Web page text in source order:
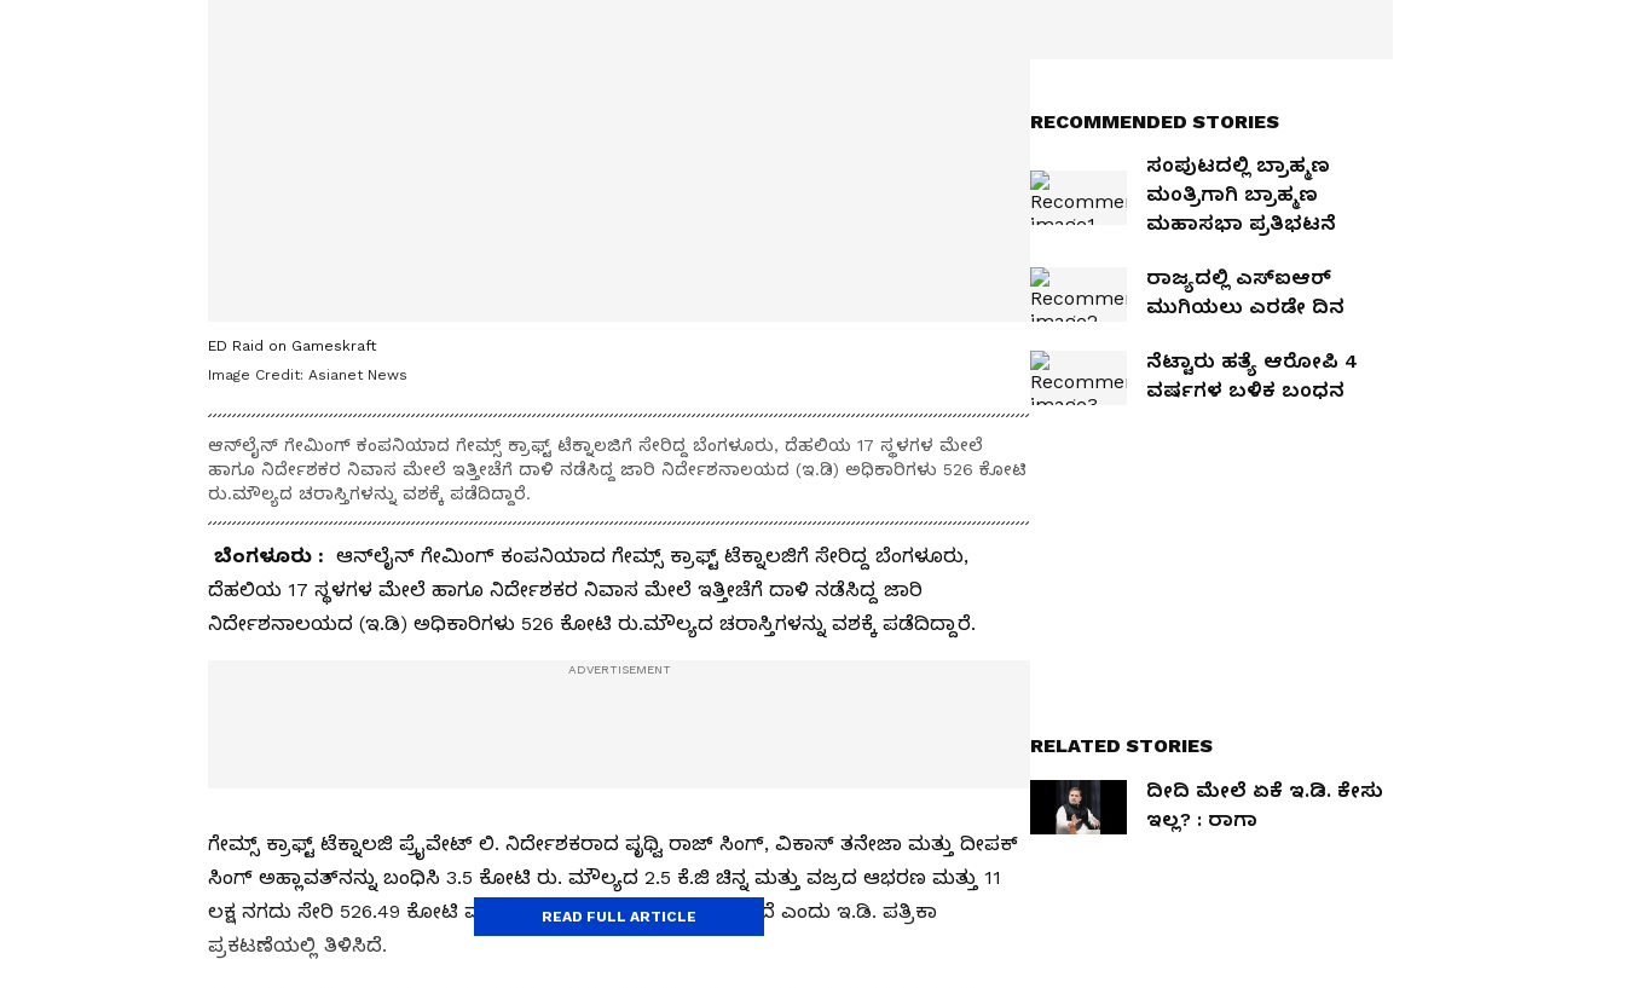
ED Raid on Gameskraft
Image Credit: Asianet News
ಆನ್‌ಲೈನ್ ಗೇಮಿಂಗ್ ಕಂಪನಿಯಾದ ಗೇಮ್ಸ್‌ ಕ್ರಾಫ್ಟ್‌ ಟೆಕ್ನಾಲಜಿಗೆ ಸೇರಿದ್ದ ಬೆಂಗಳೂರು, ದೆಹಲಿಯ 17 ಸ್ಥಳಗಳ ಮೇಲೆ
ಹಾಗೂ ನಿರ್ದೇಶಕರ ನಿವಾಸ ಮೇಲೆ ಇತ್ತೀಚೆಗೆ ದಾಳಿ ನಡೆಸಿದ್ದ ಜಾರಿ ನಿರ್ದೇಶನಾಲಯದ (ಇ.ಡಿ) ಅಧಿಕಾರಿಗಳು 526 ಕೋಟಿ
ರು.ಮೌಲ್ಯದ ಚರಾಸ್ತಿಗಳನ್ನು ವಶಕ್ಕೆ ಪಡೆದಿದ್ದಾರೆ.
ಬೆಂಗಳೂರು : ಆನ್‌ಲೈನ್ ಗೇಮಿಂಗ್ ಕಂಪನಿಯಾದ ಗೇಮ್ಸ್‌ ಕ್ರಾಫ್ಟ್‌ ಟೆಕ್ನಾಲಜಿಗೆ ಸೇರಿದ್ದ ಬೆಂಗಳೂರು,
ದೆಹಲಿಯ 17 ಸ್ಥಳಗಳ ಮೇಲೆ ಹಾಗೂ ನಿರ್ದೇಶಕರ ನಿವಾಸ ಮೇಲೆ ಇತ್ತೀಚೆಗೆ ದಾಳಿ ನಡೆಸಿದ್ದ ಜಾರಿ
ನಿರ್ದೇಶನಾಲಯದ (ಇ.ಡಿ) ಅಧಿಕಾರಿಗಳು 526 ಕೋಟಿ ರು.ಮೌಲ್ಯದ ಚರಾಸ್ತಿಗಳನ್ನು ವಶಕ್ಕೆ ಪಡೆದಿದ್ದಾರೆ.
ಗೇಮ್ಸ್‌ ಕ್ರಾಫ್ಟ್‌ ಟೆಕ್ನಾಲಜಿ ಪ್ರೈವೇಟ್‌ ಲಿ. ನಿರ್ದೇಶಕರಾದ ಪೃಥ್ವಿ ರಾಜ್ ಸಿಂಗ್, ವಿಕಾಸ್ ತನೇಜಾ ಮತ್ತು ದೀಪಕ್
ಸಿಂಗ್ ಅಹ್ಲಾವತ್‌ನನ್ನು ಬಂಧಿಸಿ 3.5 ಕೋಟಿ ರು. ಮೌಲ್ಯದ 2.5 ಕೆ.ಜಿ ಚಿನ್ನ ಮತ್ತು ವಜ್ರದ ಆಭರಣ ಮತ್ತು 11
ಲಕ್ಷ ನಗದು ಸೇರಿ 526.49 ಕೋಟಿ ಮೌಲ್ಯದ ಚರಾಸ್ತಿ ವಶಪಡಿಸಿಕೊಳ್ಳಲಾಗಿದೆ ಎಂದು ಇ.ಡಿ. ಪತ್ರಿಕಾ
ಪ್ರಕಟಣೆಯಲ್ಲಿ ತಿಳಿಸಿದೆ.
READ FULL ARTICLE
RECOMMENDED STORIES
ಸಂಪುಟದಲ್ಲಿ ಬ್ರಾಹ್ಮಣ
ಮಂತ್ರಿಗಾಗಿ ಬ್ರಾಹ್ಮಣ
ಮಹಾಸಭಾ ಪ್ರತಿಭಟನೆ
ರಾಜ್ಯದಲ್ಲಿ ಎಸ್‌ಐಆರ್‌
ಮುಗಿಯಲು ಎರಡೇ ದಿನ
ನೆಟ್ಟಾರು ಹತ್ಯೆ ಆರೋಪಿ 4
ವರ್ಷಗಳ ಬಳಿಕ ಬಂಧನ
RELATED STORIES
ದೀದಿ ಮೇಲೆ ಏಕೆ ಇ.ಡಿ. ಕೇಸು
ಇಲ್ಲ? : ರಾಗಾ